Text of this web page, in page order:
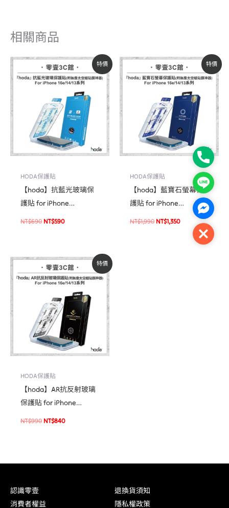
相關商品
特價
HODA保護貼
【hoda】抗藍光玻璃保
護貼 for iPhone
16e/14/13/13 Pro 系列(附
NT$690
原
始
價
格：
NT$590
目
前
價
格：
NT$590。
特價
HODA保護貼
【hoda】藍寶石螢幕保
護貼 for iPhone
16e/14/13 系列(附無塵太
空艙貼膜神器) 手機保護
NT$1,990
原
始
價
格：
NT$1,990。
NT$1,350
目
前
價
格：
NT$1,350。
特價
HODA保護貼
【hoda】AR抗反射玻璃
保護貼 for iPhone
16e/14/13系列(附無塵太
NT$990
原
始
價
格：
NT$840
目
前
價
格：
NT$840。
認識零壹
退換貨須知
消費者權益
隱私權政策
Phone
Line
Close